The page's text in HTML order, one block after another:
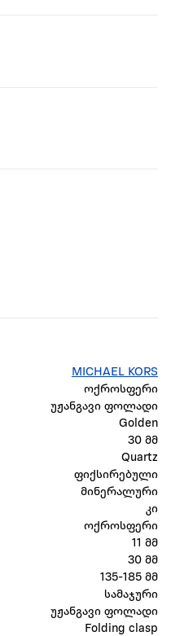
MICHAEL KORS
ოქროსფერი
უჟანგავი ფოლადი
Golden
30 მმ
Quartz
ფიქსირებული
მინერალური
კი
ოქროსფერი
11 მმ
30 მმ
135-185 მმ
სამაჯური
უჟანგავი ფოლადი
Folding clasp